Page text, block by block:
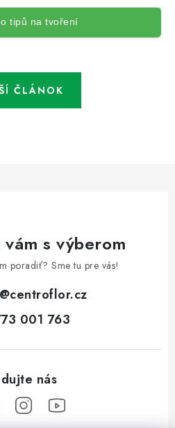
tipů na tvoření
ČLÁNOK
vám s výberom
poradiť? Sme tu pre vás!
@centroflor.cz
001 763